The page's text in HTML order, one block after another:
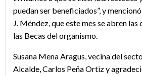
puedan ser beneficiados”, y
J. Méndez, que este mes se abren
las Becas del organismo.
Susana Mena Aragus, vecina del
Alcalde, Carlos Peña Ortiz y